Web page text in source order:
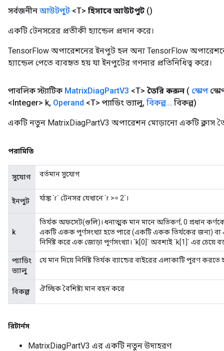
সর্বজনীন আউটপুট <T> হিসাবে আউটপুট ()
একটি টেনসরের প্রতীকী হ্যান্ডেল প্রদান করে।
TensorFlow অপারেশনের ইনপুট হল অন্য TensorFlow
হ্যান্ডেল পেতে ব্যবহৃত হয় যা ইনপুটের গণনার প্রতিনিধিত্ব করে।
পাবলিক স্ট্যাটিক MatrixDiagPartV3 <T> তৈরি করুন ( স্কোপ
<Integer> k, Operand <T> প্যাডিং ভ্যালু, বিকল্প... বিকল্প)
একটি নতুন MatrixDiagPartV3 অপারেশন মোড়ানো একটি ক্লাস
পরামিতি
সুযোগ বর্তমান সুযোগ
ইনপুট র্যাঙ্ক `r` টেনসর যেখানে `r >= 2`।
k
তির্যক অফসেট(গুলি)। ধনাত্মক মান মানে অতিকর্ণ, 0 প্রধান
একটি একক পূর্ণসংখ্যা হতে পারে (একটি একক তির্যকের জন্য) বা
নির্দিষ্ট করে এক জোড়া পূর্ণসংখ্যা। `k[0]` অবশ্যই `k[1]` এর চেয়ে
প্যাডিং
ভ্যালু
যে মান দিয়ে নির্দিষ্ট তির্যক ব্যান্ডের বাইরের এলাকাটি পূরণ করতে
বিকল্প ঐচ্ছিক বৈশিষ্ট্য মান বহন করে
রিটার্নস
MatrixDiagPartV3 এর একটি নতুন উদাহরণ